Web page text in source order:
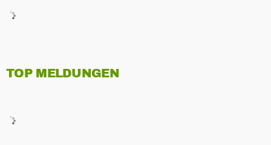
TOP MELDUNGEN